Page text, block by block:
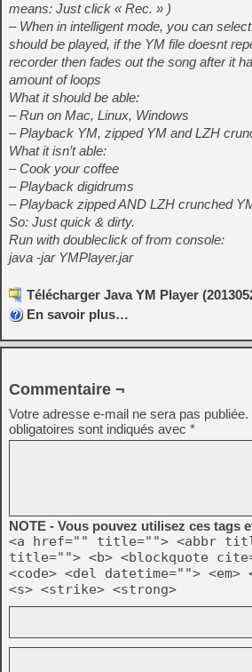
means: Just click « Rec. » )
– When in intelligent mode, you can
should be played, if the YM file doesnt
recorder then fades out the song after it
amount of loops
What it should be able:
– Run on Mac, Linux, Windows
– Playback YM, zipped YM and LZH
What it isn’t able:
– Cook your coffee
– Playback digidrums
– Playback zipped AND LZH crunched
So: Just quick & dirty.
Run with doubleclick of from console:
java -jar YMPlayer.jar
Télécharger Java YM Player
En savoir plus…
Commentaire ¬
Votre adresse e-mail ne sera pas publiée.
obligatoires sont indiqués avec *
NOTE - Vous pouvez utilisez ces tags
<a href="" title=""> <abbr
title=""> <b> <blockquote
<code> <del datetime="">
<s> <strike> <strong>